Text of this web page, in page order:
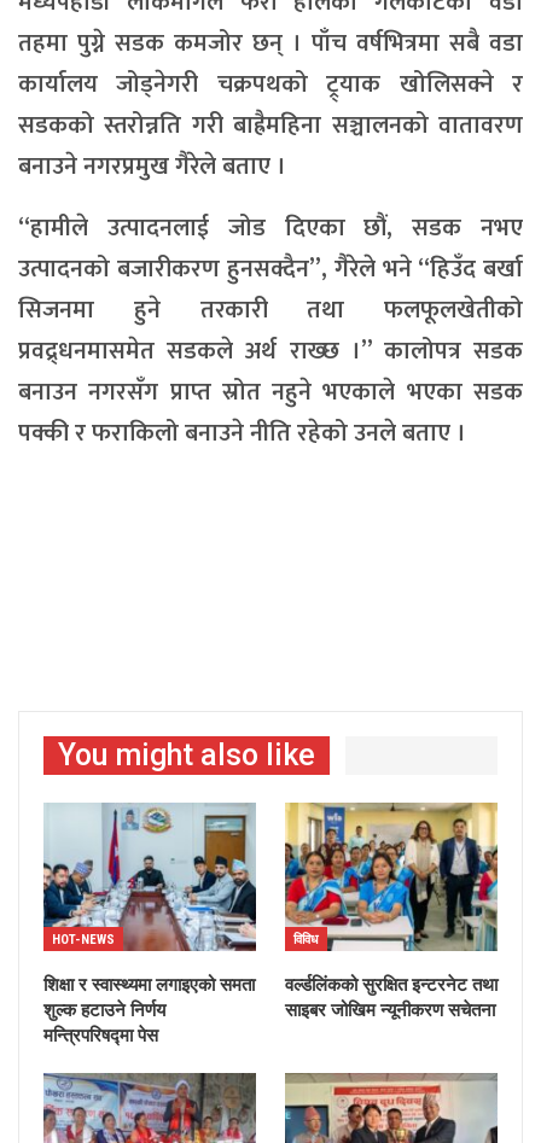
तहमा पुग्ने सडक कमजोर छन् । पाँच वर्षभित्रमा सबै वडा
कार्यालय जोड्नेगरी चक्रपथको ट्र्याक खोलिसक्ने र
सडकको स्तरोन्नति गरी बाह्रैमहिना सञ्चालनको वातावरण
बनाउने नगरप्रमुख गैरेले बताए ।
“हामीले उत्पादनलाई जोड दिएका छौं, सडक नभए
उत्पादनको बजारीकरण हुनसक्दैन”, गैरेले भने “हिउँद बर्खा
सिजनमा हुने तरकारी तथा फलफूलखेतीको
प्रवद्र्धनमासमेत सडकले अर्थ राख्छ ।” कालोपत्र सडक
बनाउन नगरसँग प्राप्त स्रोत नहुने भएकाले भएका सडक
पक्की र फराकिलो बनाउने नीति रहेको उनले बताए ।
You might also like
HOT-NEWS
शिक्षा र स्वास्थ्यमा लगाइएको समता
शुल्क हटाउने निर्णय
मन्त्रिपरिषद्मा पेस
विविध
वर्ल्डलिंकको सुरक्षित इन्टरनेट तथा
साइबर जोखिम न्यूनीकरण सचेतना